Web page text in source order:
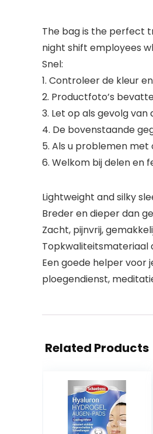
The bag is the perfect
night shift employees
Snel:
1. Controleer de kleur
2. Productfoto’s
3. Let op als gevolg
4. De bovenstaande
5. Als u problemen
6. Welkom bij delen en
Lightweight and silky
Breder en dieper dan
Zacht, pijnvrij,
Topkwaliteitsmateriaal
Een goede helper voor
ploegendienst,
Related Products